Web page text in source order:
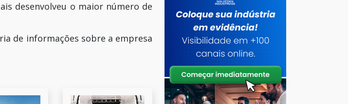
desenvolveu o maior número de
de informações sobre a empresa